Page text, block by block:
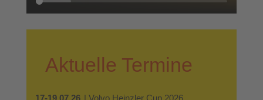
Aktuelle Termine
17-19.07.26 | Volvo Heinzler Cup 2026